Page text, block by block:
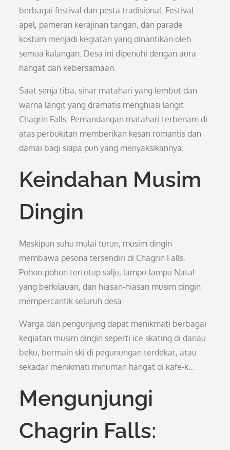
berbagai festival dan pesta tradisional. Festival
apel, pameran kerajinan tangan, dan parade
kostum menjadi kegiatan yang dinantikan oleh
semua kalangan. Desa ini dipenuhi dengan aura
hangat dan kebersamaan.
Saat senja tiba, sinar matahari yang lembut dan
warna langit yang dramatis menghiasi langit
Chagrin Falls. Pemandangan matahari terbenam di
atas perbukitan memberikan kesan romantis dan
damai bagi siapa pun yang menyaksikannya.
Keindahan Musim
Dingin
Meskipun suhu mulai turun, musim dingin
membawa pesona tersendiri di Chagrin Falls.
Pohon-pohon tertutup salju, lampu-lampu Natal
yang berkilauan, dan hiasan-hiasan musim dingin
mempercantik seluruh desa.
Warga dan pengunjung dapat menikmati berbagai
kegiatan musim dingin seperti ice skating di danau
beku, bermain ski di pegunungan terdekat, atau
sekadar menikmati minuman hangat di kafe-k…
Mengunjungi
Chagrin Falls: